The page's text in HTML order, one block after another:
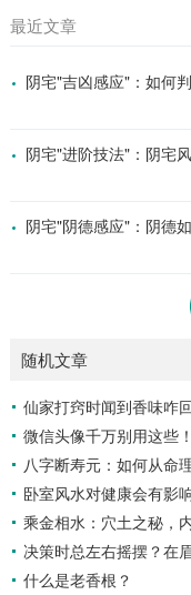
最近文章
阴宅"吉凶感应"：如何
阴宅"进阶技法"：阴宅
阴宅"阴德感应"：阴德
随机文章
仙家打窍时闻到香味咋
微信头像千万别用这些
八字断寿元：如何从命
卧室风水对健康会有影
乘金相水：穴土之秘，
决策时总左右摇摆？在
什么是老香根？